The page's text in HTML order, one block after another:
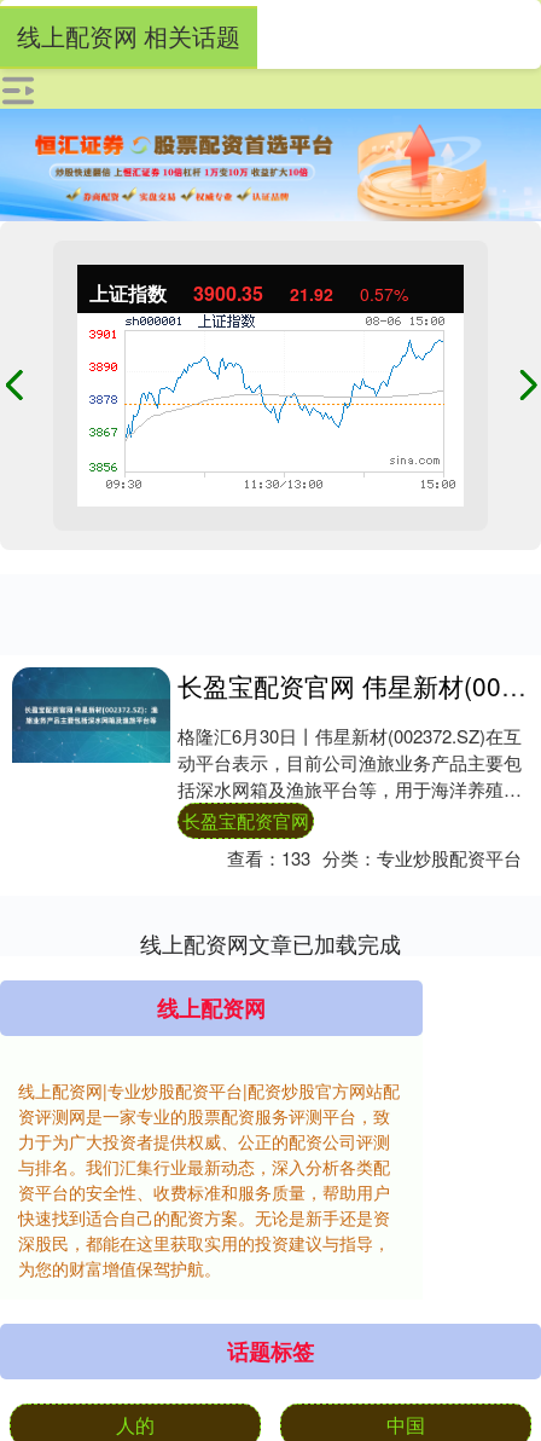
上证指数 3900.35 21.92 0.57%
线上配资网 相关话题
长盈宝配资官网 伟星新材(002372.SZ)：渔旅业务产品主要包括深水网箱及渔旅平台等
格隆汇6月30日丨伟星新材(002372.SZ)在互
动平台表示，目前公司渔旅业务产品主要包
括深水网箱及渔旅平台等，用于海洋养殖及
渔旅领域。 【免责声明】本文仅代....
长盈宝配资官网
查看： 133 分类：专业炒股配资平台
线上配资网文章已加载完成
线上配资网
线上配资网|专业炒股配资平台|配资炒股官方网站配
资评测网是一家专业的股票配资服务评测平台，致
力于为广大投资者提供权威、公正的配资公司评测
与排名。我们汇集行业最新动态，深入分析各类配
资平台的安全性、收费标准和服务质量，帮助用户
快速找到适合自己的配资方案。无论是新手还是资
深股民，都能在这里获取实用的投资建议与指导，
为您的财富增值保驾护航。
话题标签
人的 中国